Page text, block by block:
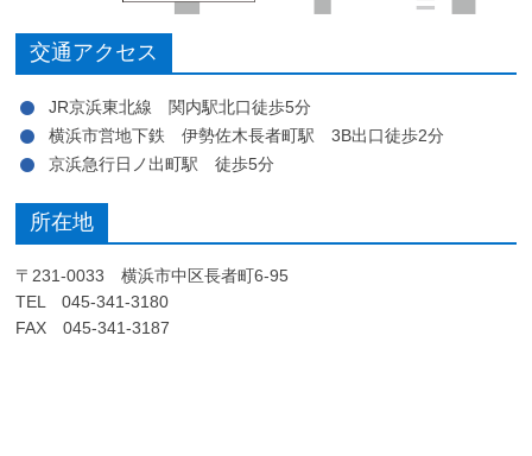
交通アクセス
JR京浜東北線 関内駅北口徒歩5分
横浜市営地下鉄 伊勢佐木長者町駅 3B出口徒歩2分
京浜急行日ノ出町駅 徒歩5分
所在地
〒231-0033 横浜市中区長者町6-95
TEL 045-341-3180
FAX 045-341-3187